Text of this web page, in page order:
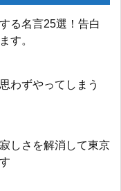
る名言25選！告白
す。
わずやってしまう
しさを解消して東京